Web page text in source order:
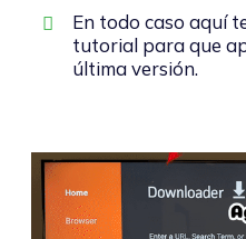
En todo caso aquí
tutorial para que
última versión.